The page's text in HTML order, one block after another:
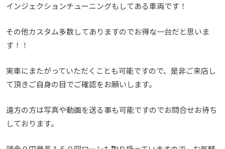
インジェクションチューニングもしてある車両です！
その他カスタム多数してありますのでお得な一台だと思いま
す！！
実車にまたがっていただくことも可能ですので、是非ご来店し
て頂きご自身の目でご確認をお願いします。
遠方の方は写真や動画を送る事も可能ですのでお問合せお待ち
しております。